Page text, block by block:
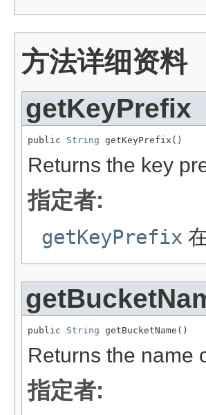
方法详细资料
getKeyPrefix
public String getKeyPrefix()
Returns the key
指定者:
getKeyPrefix
public String getBucketName()
Returns the name
指定者: